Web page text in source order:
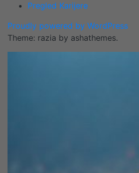
Pregled Karijere
Proudly powered by WordPress
Theme: razia by ashathemes.